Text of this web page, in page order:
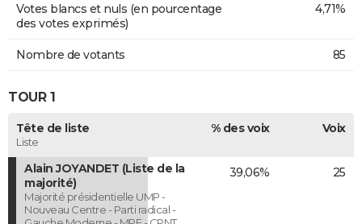
Votes blancs et nuls (en pourcentage
des votes exprimés)
4,71%
Nombre de votants 85
TOUR 1
Tête de liste
Liste
% des voix Voix
Alain JOYANDET (Liste de la
majorité)
Majorité présidentielle UMP -
Nouveau Centre - Parti radical -
39,06% 25